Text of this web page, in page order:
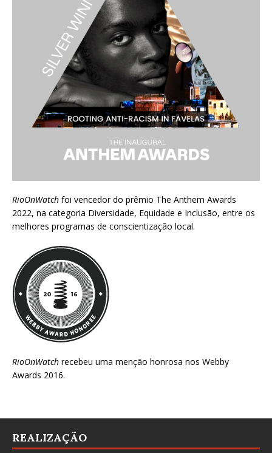
RioOnWatch foi vencedor do prêmio The Anthem Awards
2022, na categoria Diversidade, Equidade e Inclusão, entre os
melhores programas de conscientização local.
RioOnWatch recebeu uma menção honrosa nos Webby
Awards 2016.
REALIZAÇÃO